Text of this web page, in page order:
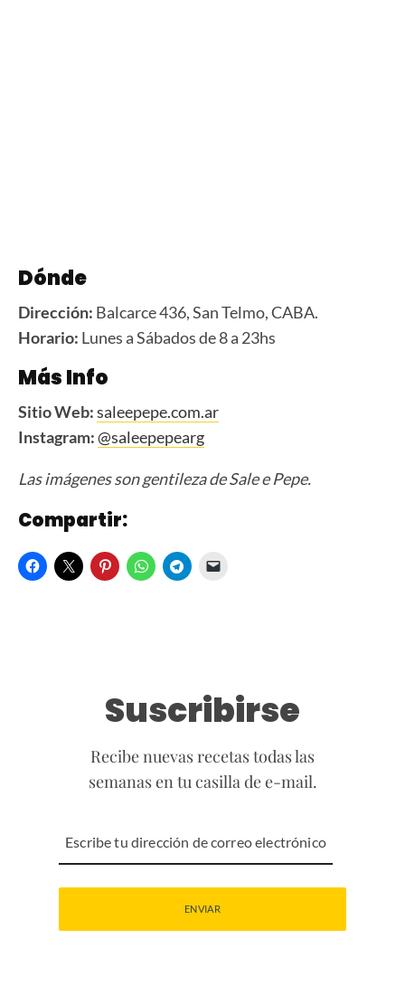
Dónde
Dirección: Balcarce 436, San Telmo, CABA.
Horario: Lunes a Sábados de 8 a 23hs
Más Info
Sitio Web:saleepepe.com.ar
Instagram:@saleepepearg
Las imágenes son gentileza de Sale e Pepe.
Compartir:
Suscribirse
Recibe nuevas recetas todas las
semanas en tu casilla de e-mail.